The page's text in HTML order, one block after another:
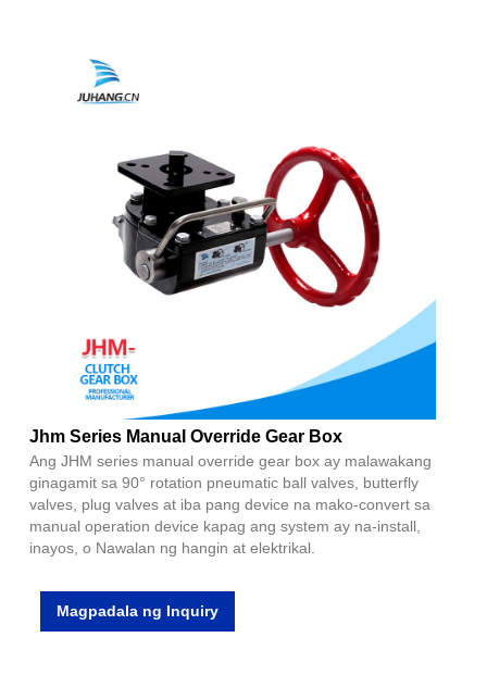
Jhm Series Manual Override Gear Box
Ang JHM series manual override gear box ay malawakang
ginagamit sa 90° rotation pneumatic ball valves, butterfly
valves, plug valves at iba pang device na mako-convert sa
manual operation device kapag ang system ay na-install,
inayos, o Nawalan ng hangin at elektrikal.
Magpadala ng Inquiry